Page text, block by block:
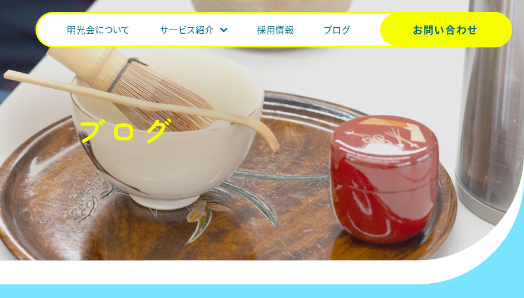
明光会について サービス紹介 採用情報 ブログ お問い合わせ